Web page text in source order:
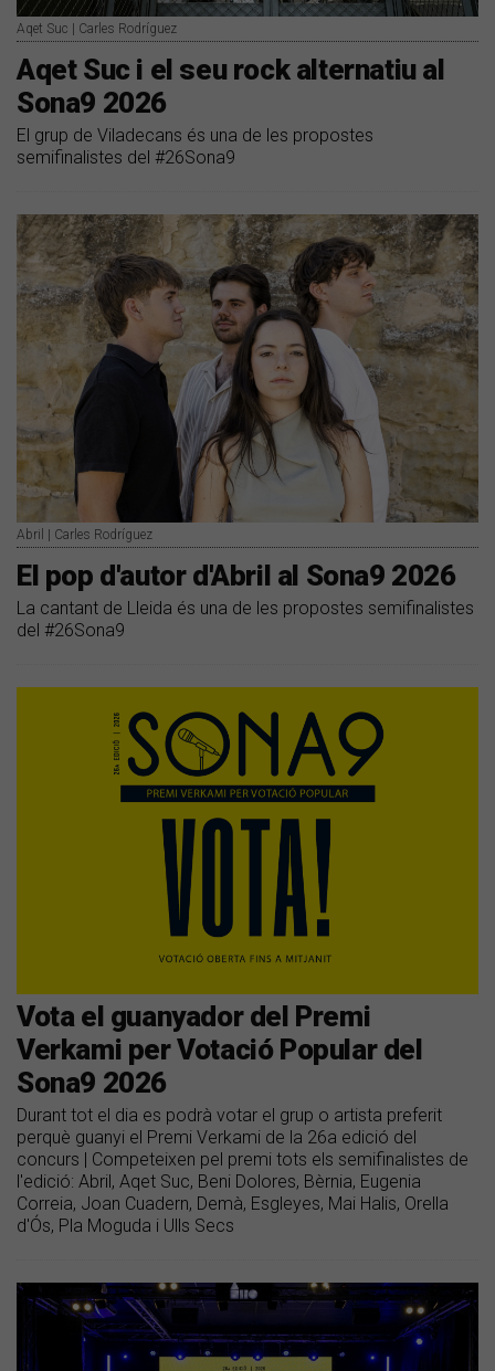
Aqet Suc | Carles Rodríguez
Aqet Suc i el seu rock alternatiu al
Sona9 2026
El grup de Viladecans és una de les propostes
semifinalistes del #26Sona9
Abril | Carles Rodríguez
El pop d'autor d'Abril al Sona9 2026
La cantant de Lleida és una de les propostes semifinalistes
del #26Sona9
Vota el guanyador del Premi
Verkami per Votació Popular del
Sona9 2026
Durant tot el dia es podrà votar el grup o artista preferit
perquè guanyi el Premi Verkami de la 26a edició del
concurs | Competeixen pel premi tots els semifinalistes de
l'edició: Abril, Aqet Suc, Beni Dolores, Bèrnia, Eugenia
Correia, Joan Cuadern, Demà, Esgleyes, Mai Halis, Orella
d'Ós, Pla Moguda i Ulls Secs